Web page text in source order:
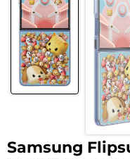
Samsung